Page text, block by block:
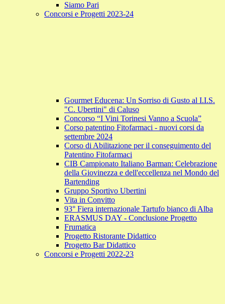
Siamo Pari
Concorsi e Progetti 2023-24
Gourmet Educena: Un Sorriso di Gusto al I.I.S.
"C. Ubertini" di Caluso
Concorso “I Vini Torinesi Vanno a Scuola”
Corso patentino Fitofarmaci - nuovi corsi da
settembre 2024
Corso di Abilitazione per il conseguimento del
Patentino Fitofarmaci
CIB Campionato Italiano Barman: Celebrazione
della Giovinezza e dell'eccellenza nel Mondo del
Bartending
Gruppo Sportivo Ubertini
Vita in Convitto
93° Fiera internazionale Tartufo bianco di Alba
ERASMUS DAY - Conclusione Progetto
Frumatica
Progetto Ristorante Didattico
Progetto Bar Didattico
Concorsi e Progetti 2022-23